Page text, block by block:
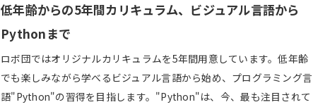
低年齢からの5年間カリキュラム、ビジュアル言語から
Pythonまで
ロボ団ではオリジナルカリキュラムを5年間用意しています。低年齢
でも楽しみながら学べるビジュアル言語から始め、プログラミング言
語"Python"の習得を目指します。"Python"は、今、最も注目されて